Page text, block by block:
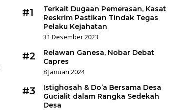
#1
Terkait Dugaan Pemerasan, Kasat
Reskrim Pastikan Tindak Tegas
Pelaku Kejahatan
31 Desember 2023
#2
Relawan Ganesa, Nobar Debat
Capres
8 Januari 2024
#3
Istighosah & Do’a Bersama Desa
Gucialit dalam Rangka Sedekah
Desa